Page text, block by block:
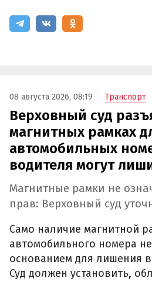
08 августа 2026, 08:19 Транспорт
Верховный суд
магнитных рамках
автомобильных
водителя могут
Магнитные рамки не
прав: Верховный суд
Само наличие магнитной
автомобильного номера
основанием для лишения
Суд должен установить,